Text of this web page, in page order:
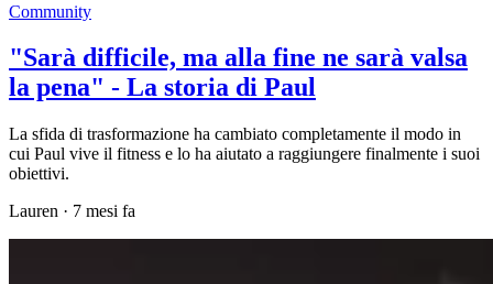
Community
"Sarà difficile, ma alla fine ne sarà valsa
la pena" - La storia di Paul
La sfida di trasformazione ha cambiato completamente il modo in
cui Paul vive il fitness e lo ha aiutato a raggiungere finalmente i suoi
obiettivi.
Lauren · 7 mesi fa